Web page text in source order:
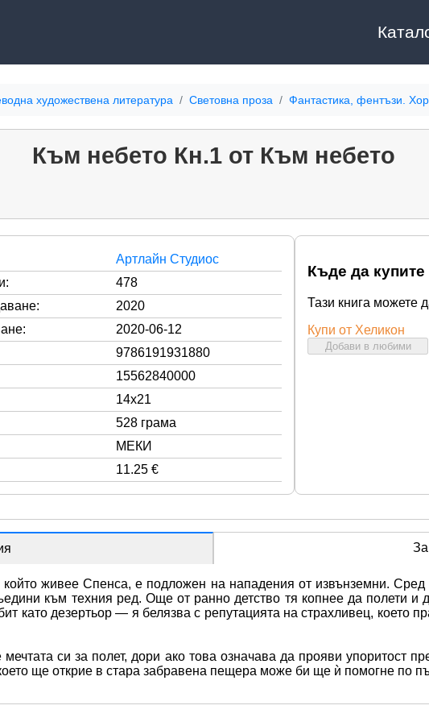
художествена литература Световна проза Фантастика, фентъзи.
Към небето Кн.1 от Към небето
Артлайн Студиос
478
2020
2020-06-12
9786191931880
15562840000
14x21
528 грама
МЕКИ
11.25 €
Къде да купите
Тази книга можете
Купи от Хеликон
Добави в любими
За
живее Спенса, е подложен на нападения от извънземни. Сред
към техния ред. Още от ранно детство тя копнее да полети и
като дезертьор — я белязва с репутацията на страхливец, което
си за полет, дори ако това означава да прояви упоритост
ще открие в стара забравена пещера може би ще ѝ помогне по